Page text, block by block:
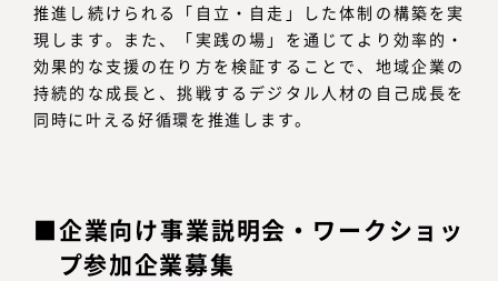
推進し続けられる「自立・自走」した体制の構築を実
現します。また、「実践の場」を通じてより効率的・
効果的な支援の在り方を検証することで、地域企業の
持続的な成長と、挑戦するデジタル人材の自己成長を
同時に叶える好循環を推進します。
企業向け事業説明会・ワークショッ
プ参加企業募集